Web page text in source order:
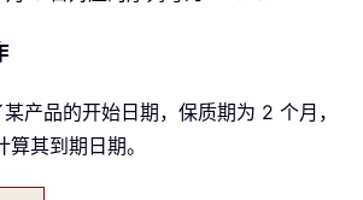
产品的开始日期，保质期为 2 个月，
其到期日期。